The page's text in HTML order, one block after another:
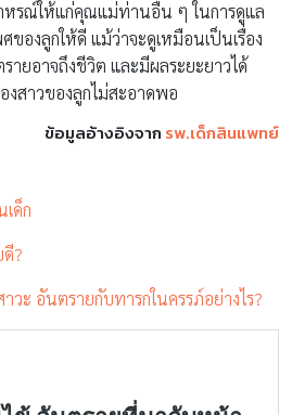
หรณ์ให้แก่คุณแม่ท่านอื่น ๆ ในการดูแล
ของลูกให้ดี แม้ว่าจะดูเหมือนเป็นเรื่อง
ายอาจถึงชีวิต และมีผลระยะยาวได้
งสาวของลูกไม่สะอาดพอ
ข้อมูลอ้างอิงจาก รพ.เด็กสินแพทย์
เด็ก
?
วะ อันตรายกับทารกในครรภ์อย่างไร?